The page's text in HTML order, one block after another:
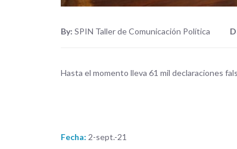
By: SPIN Taller de Comunicación Política
Hasta el momento lleva 61 mil declaraciones
Fecha: 2-sept.-21